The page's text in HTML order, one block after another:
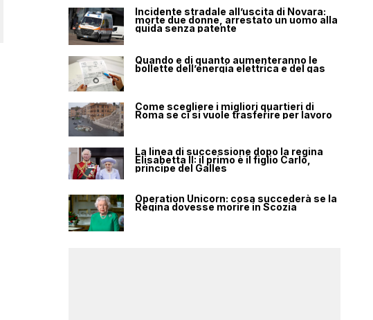
Incidente stradale all’uscita di Novara:
morte due donne, arrestato un uomo alla
guida senza patente
Quando e di quanto aumenteranno le
bollette dell’energia elettrica e del gas
Come scegliere i migliori quartieri di
Roma se ci si vuole trasferire per lavoro
La linea di successione dopo la regina
Elisabetta II: il primo è il figlio Carlo,
principe del Galles
Operation Unicorn: cosa succederà se la
Regina dovesse morire in Scozia